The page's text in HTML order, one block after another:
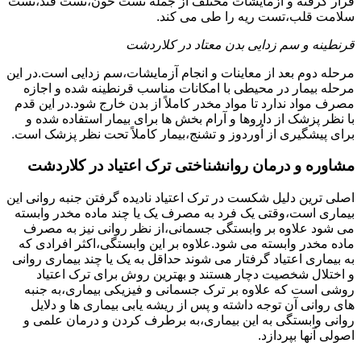
سلامت قلب،تست ریه را طی می کند.
قرنطینه و سم زدایی بدن معتاد در کلاردشت
مرحله دوم بعد از معاینات و انجام آزمایشات،سم زدایی است.در این
مرحله بیمار در محیطی با امکانات مناسب قرنطینه شده و اجازه
مصرف مواد ندارد تا مواد مخدر کاملاً از بدن خارج شود.در این قدم
با نظر پزشک از داروها و آرام بخش ها برای بیمار استفاده شده و
برای پیشگیری از اُوردوز و تشنج،بیمار کاملاً تحت نظر پزشک است.
مشاوره و درمان روانشناختی ترک اعتیاد در کلاردشت
اصلی ترین دلیل شکست در ترک اعتیاد نادیده گرفتن جنبه روانی این
بیماری است،وقتی یک فرد به مصرف یک یا چند ماده مخدر وابسته
می شود علاوه بر وابستگی جسمانی،از نظر روانی نیز به مصرف
ماده مخدر وابسته می شود.علاوه بر این وابستگی،اکثر افرادی که
به بیماری اعتیاد گرفتار می شوند حداقل به یک یا چند بیماری روانی
و اختلال شخصیت دچار هستند و بهترین روش برای ترک اعتیاد
روشی است که علاوه بر ترک جسمانی و فیزیکی بیماری،به جنبه
های روانی آن توجه داشته و پس از ریشه یابی بیماری ها و دلایل
روانی وابستگی به این بیماری،به برطرف کردن و درمان علمی و
اصولی آنها بپردازد.